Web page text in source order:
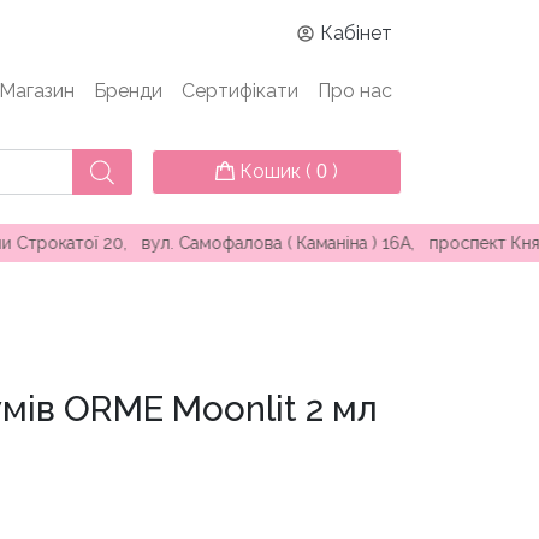
Кабінет
Магазин Бренди Сертифікати Про нас
Кошик ( 0 )
вул. Самофалова ( Каманіна ) 16А, проспект Князя
ORME Moonlit 2 мл